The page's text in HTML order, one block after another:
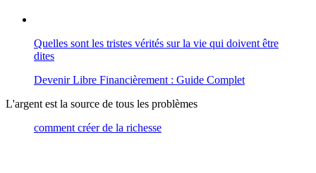
Quelles sont les tristes vérités sur la vie qui doivent être
dites
Devenir Libre Financièrement : Guide Complet
L'argent est la source de tous les problèmes
comment créer de la richesse